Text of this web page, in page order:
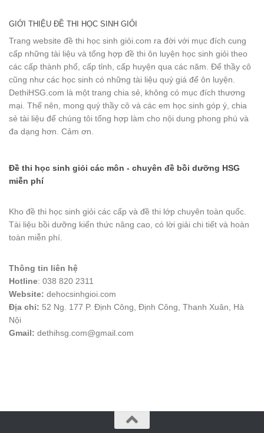
GIỚI THIỆU ĐỀ THI HỌC SINH GIỎI
Trang website đề thi học sinh giỏi.com ra đời với mục đích cung
cấp những tài liệu và tổng hợp đề thi ôn luyện học sinh giỏi theo
các cấp thành phố, cấp tỉnh, cấp huyện qua các năm. Để thầy cô
cũng như các học sinh có những tài liệu quý giá để ôn luyện.
DethiHSG.com là một trang chia sẻ, không có mục đích thương
mại. Thế nên, mong quý thầy cô và các em học sinh góp ý, chia
sẻ tài liệu để chúng tôi tổng hợp làm cho nội dung phong phú và
đa dạng hơn. Cảm ơn.
Đề thi học sinh giỏi các môn - chuyên đề bồi dưỡng HSG
miễn phí
Kho đề thi học sinh giỏi các cấp và đề thi lớp chuyên toàn quốc.
Tài liệu bồi dưỡng kiến thức nâng cao, có lời giải chi tiết và hoàn
toàn miễn phí.
Thông tin liên hệ
Hotline: 038 820 2311
Website: dehocsinhgioi.com
Địa chỉ: 52 Ng. 177 P. Định Công, Định Công, Thanh Xuân, Hà
Nội
Gmail: dethihsg.com@gmail.com